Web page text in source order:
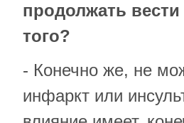
продолжать
того?
- Конечно же, не
инфаркт или